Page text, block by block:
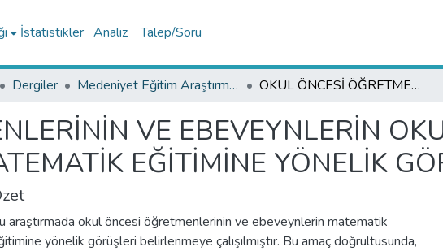
İstatistikler Analiz Talep/Soru
Dergiler Medeniyet Eğitim Araştırmaları Dergisi Koleksiyonu OKUL ÖNCESİ ÖĞRETMENLERİNİN VE EBEVEYNLERİN OKUL ÖNCESİNDE VERİLEN MATEMATİK EĞİTİMİNE YÖNELİK GÖRÜŞLERİ
VE EBEVEYNLERİN
EĞİTİMİNE YÖNELİK
araştırmada okul öncesi öğretmenlerinin ve ebeveynlerin matematik
yönelik görüşleri belirlenmeye çalışılmıştır. Bu amaç doğrultusunda,